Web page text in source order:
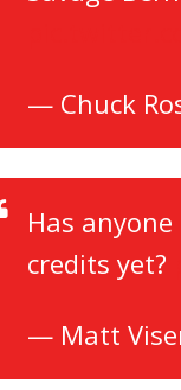
— Chuck
Has
credits yet?
— Matt